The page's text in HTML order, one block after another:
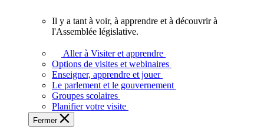
voir,
apprendre
et
à
Il y a tant à voir, à apprendre et à découvrir à
l'Assemblée législative.
Aller à Visiter et apprendre
Options de visites et webinaires
Enseigner, apprendre et jouer
Le parlement et le gouvernement
Groupes scolaires
Planifier votre visite
Fermer